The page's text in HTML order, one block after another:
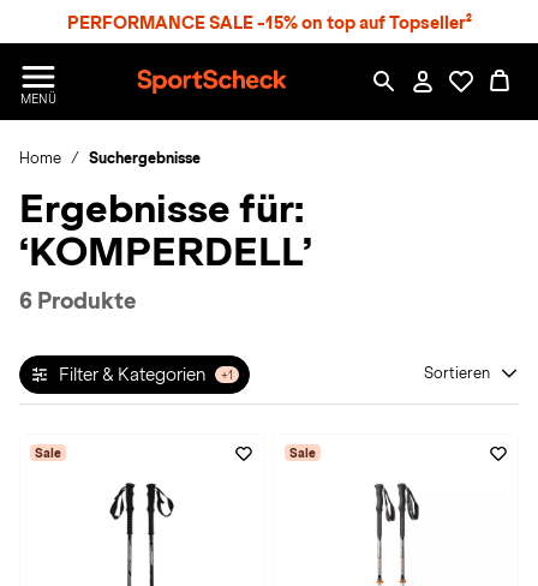
PERFORMANCE SALE -15% on top auf Topseller²
MENÜ
p
r
S
h
c
Home Suchergebnisse
Ergebnisse für:
‘KOMPERDELL’
6 Produkte
Filter & Kategorien +1 Sortieren
Sale Sale